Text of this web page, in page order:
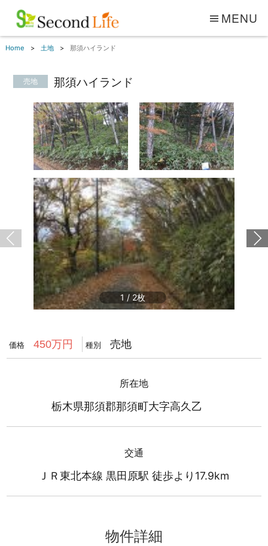
MENU
Home 土地 那須ハイランド
売地 那須ハイランド
1 /2
価格 450万円 種別 売地
所在地
栃木県那須郡那須町大字高久乙
交通
ＪＲ東北本線 黒田原駅 徒歩より17.9km
物件詳細